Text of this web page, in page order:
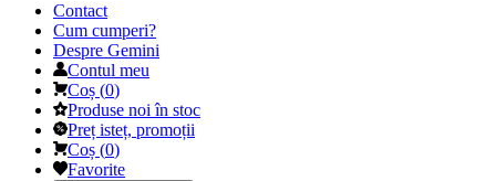
Contact
Cum cumperi?
Despre Gemini
Contul meu
Coș (0)
Produse noi în stoc
Preț isteț, promoții
Coș (0)
Favorite